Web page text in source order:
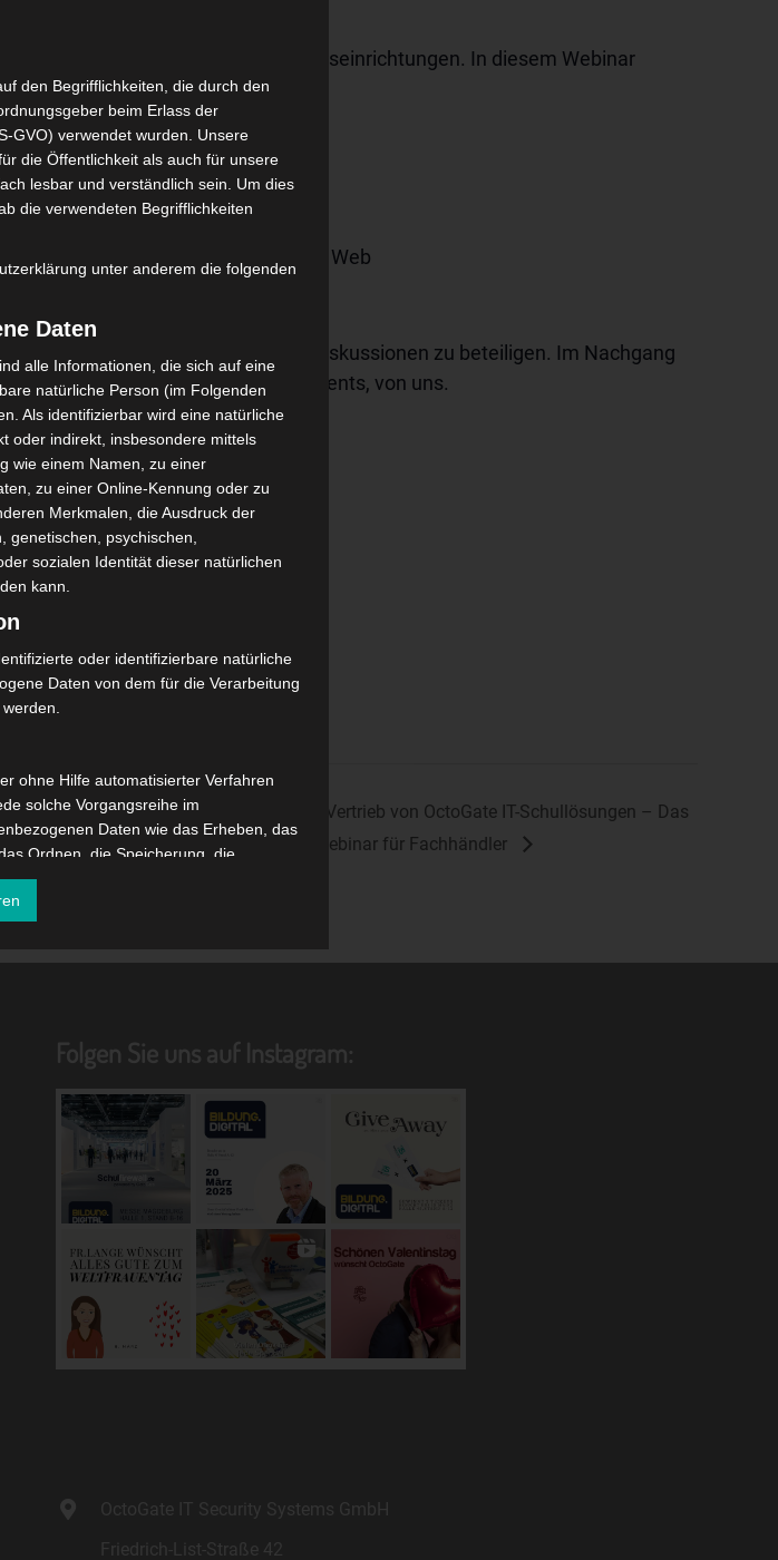
der Digitalisierung von Bildungseinrichtungen. In diesem Webinar
Ihrer Schule(n).
in den Unterricht
Mittel
moderner WLAN-Technologie
vor Gefahren aus dem World Wide Web
leicht variieren.
Fragen zu stellen oder sich an Diskussionen zu beteiligen. Im Nachgang
eines druckbaren PDF-Dokuments, von uns.
hier an.
sowie Fragen zum
Vertrieb von OctoGate IT-Schullösungen – Das
Webinar für Fachhändler
Folgen Sie uns auf Instagram:
OctoGate IT Security Systems GmbH
Friedrich-List-Straße 42
den Begrifflichkeiten, die durch den
beim Erlass der
GVO) verwendet wurden. Unsere
die Öffentlichkeit als auch für unsere
lesbar und verständlich sein. Um dies
die verwendeten Begrifflichkeiten
unter anderem die folgenden
Daten
alle Informationen, die sich auf eine
natürliche Person (im Folgenden
Als identifizierbar wird eine natürliche
oder indirekt, insbesondere mittels
wie einem Namen, zu einer
zu einer Online-Kennung oder zu
Merkmalen, die Ausdruck der
genetischen, psychischen,
sozialen Identität dieser natürlichen
kann.
oder identifizierbare natürliche
Daten von dem für die Verarbeitung
ohne Hilfe automatisierter Verfahren
solche Vorgangsreihe im
Daten wie das Erheben, das
Ordnen, die Speicherung, die
das Auslesen, das Abfragen, die
durch Übermittlung, Verbreitung oder
den Abgleich oder die
dem Ziel, ihre künftige Verarbeitung
Verarbeitung
darin besteht, dass diese
werden, um bestimmte
auf eine natürliche Person beziehen, zu
Aspekte bezüglich Arbeitsleistung,
persönlicher Vorlieben, Interessen,
oder Ortswechsel dieser
oder vorherzusagen.
personenbezogener Daten in
Maßnahmen unterliegen, die